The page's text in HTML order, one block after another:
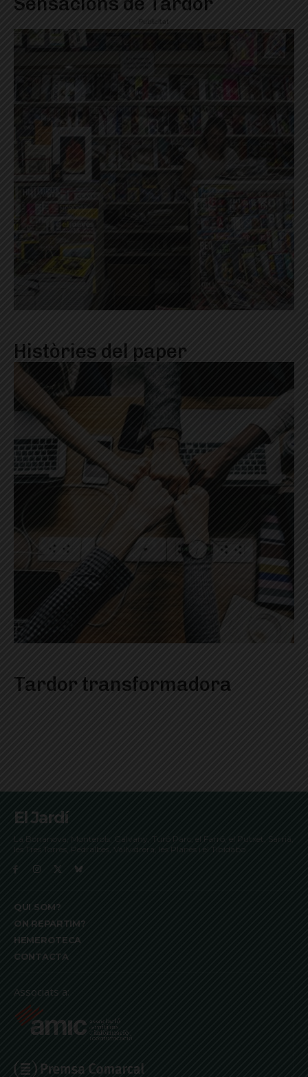
Publicitat
Històries del paper
Tardor transformadora
El Jardí
La Bonanova, Monterols, Galvany, Turó Parc, el Farró, el Putxet, Sarrià,
les Tres Torres, Pedralbes, Vallvidrera, les Planes i el Tibidabo
QUI SOM?
ON REPARTIM?
HEMEROTECA
CONTACTA
Associats a: